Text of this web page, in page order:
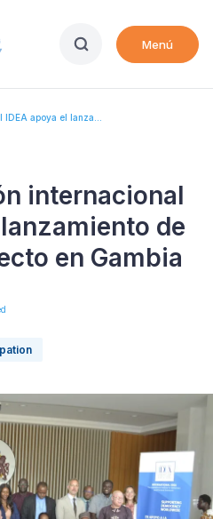
Menú
apoya el lanza...
internacional
de
en Gambia